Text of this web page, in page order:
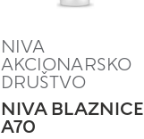
NIVA
AKCIONARSKO
DRUŠTVO
NIVA BLAZNICE
A70